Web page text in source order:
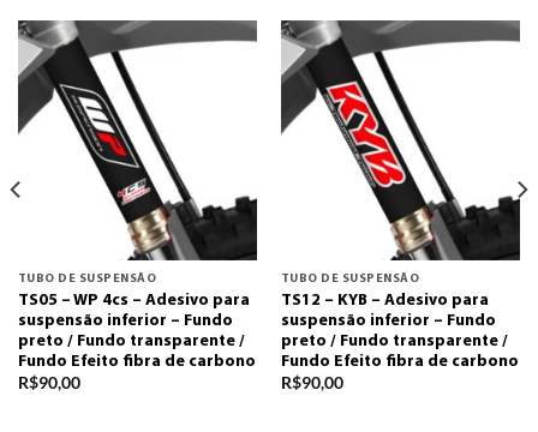
TUBO DE SUSPENSÃO
TS05 – WP 4cs – Adesivo para
suspensão inferior – Fundo
preto / Fundo transparente /
Fundo Efeito fibra de carbono
R$90,00
TUBO DE SUSPENSÃO
TS12 – KYB – Adesivo para
suspensão inferior – Fundo
preto / Fundo transparente /
Fundo Efeito fibra de carbono
R$90,00